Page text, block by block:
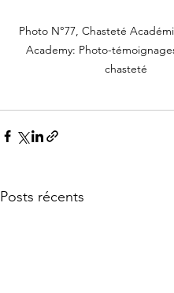
Photo N°77, Chasteté
Academy: Photo-
chasteté
Posts récents